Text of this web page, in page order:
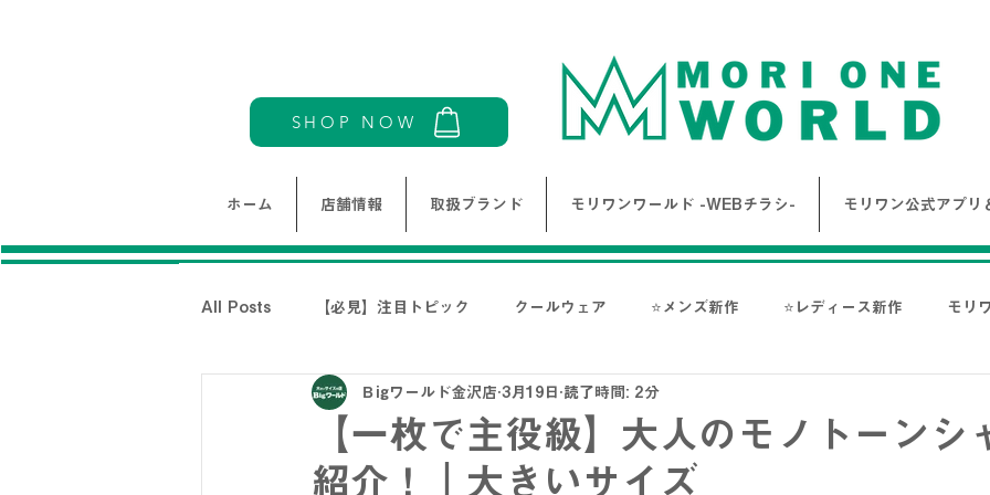
SHOP NOW
ホーム 店舗情報 取扱ブランド モリワンワールド -WEBチラシ- モリワン公式アプリ
All Posts 【必見】注目トピック クールウェア ⭐メンズ新作 ⭐レディース新作 モリ
モリワンワールドレディース新着情報 Bigワールド新着情報
THE NORTH FACE-ノースフェイス- NANGA go slow caravan
【一枚で主役級】大人のモノトーンシ
紹介！｜大きいサイズ
Ｂigワールド金沢店 3月19日 読了時間: 2分